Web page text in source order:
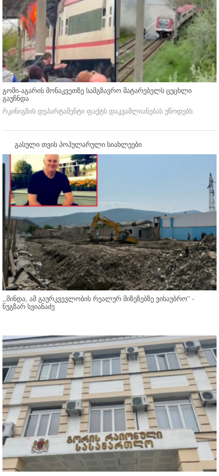
გომი-აგარის მონაკვეთზე სამგზავრო მატარებელს ცეცხლი
გაუჩნდა
რკინიგზის დეპარტამენტი ფაქტს დაკვამლიანებას უწოდებს.
გასული თვის პოპულარული სიახლეები
,,მინდა, ამ გაურკვევლობის რეალურ მიზეზებზე ვისაუბრო'' -
ნუგზარ სვიანაძე